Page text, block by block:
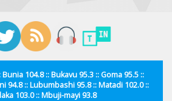
104.8 :: Bukavu 95.3 :: Goma 95.5 ::
94.8 :: Lubumbashi 95.8 :: Matadi 102.0 ::
103.0 :: Mbuji-mayi 93.8